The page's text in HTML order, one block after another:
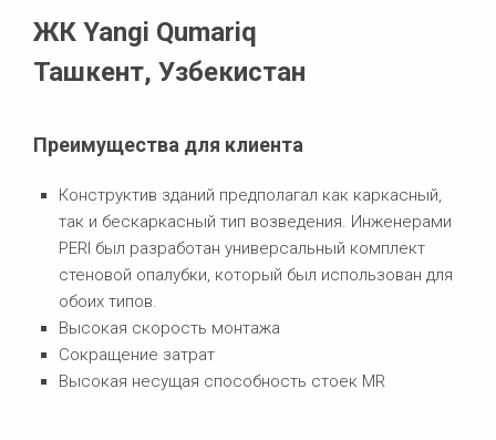
ЖК Yangi Qumariq
Ташкент, Узбекистан
Преимущества для клиента
Конструктив зданий предполагал как каркасный,
так и бескаркасный тип возведения. Инженерами
PERI был разработан универсальный комплект
стеновой опалубки, который был использован для
обоих типов.
Высокая скорость монтажа
Сокращение затрат
Высокая несущая способность стоек MR